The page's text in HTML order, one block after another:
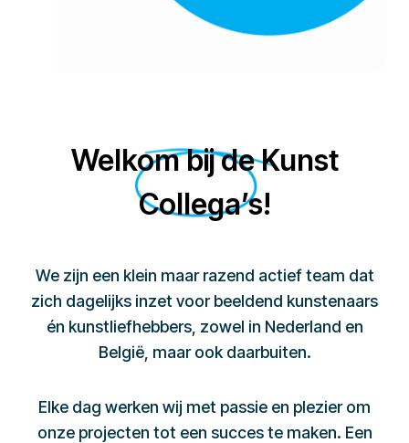
Welkom bij de Kunst
Collega’s!
We zijn een klein maar razend actief team dat
zich dagelijks inzet voor beeldend kunstenaars
én kunstliefhebbers, zowel in Nederland en
België, maar ook daarbuiten.
Elke dag werken wij met passie en plezier om
onze projecten tot een succes te maken. Een